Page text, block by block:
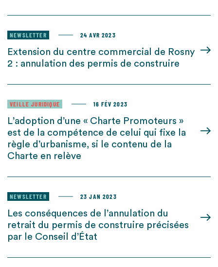
NEWSLETTER 24 AVR 2023
Extension du centre commercial de Rosny
2 : annulation des permis de construire
VEILLE JURIDIQUE 16 FÉV 2023
L’adoption d’une « Charte Promoteurs »
est de la compétence de celui qui fixe la
règle d’urbanisme, si le contenu de la
Charte en relève
NEWSLETTER 23 JAN 2023
Les conséquences de l’annulation du
retrait du permis de construire précisées
par le Conseil d’État